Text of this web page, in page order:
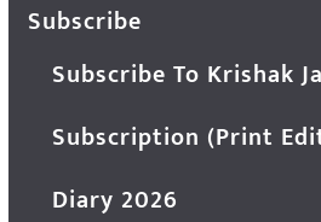
Subscribe
Subscribe To Krishak
Subscription (Print
Diary 2026